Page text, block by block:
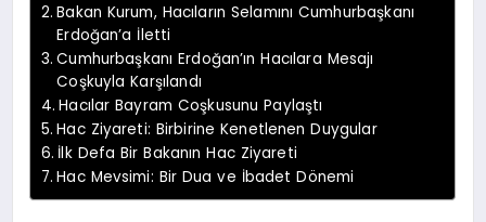
Bakan Kurum, Hacıların Selamını Cumhurbaşkanı
Erdoğan’a İletti
Cumhurbaşkanı Erdoğan’ın Hacılara Mesajı
Coşkuyla Karşılandı
Hacılar Bayram Coşkusunu Paylaştı
Hac Ziyareti: Birbirine Kenetlenen Duygular
İlk Defa Bir Bakanın Hac Ziyareti
Hac Mevsimi: Bir Dua ve İbadet Dönemi